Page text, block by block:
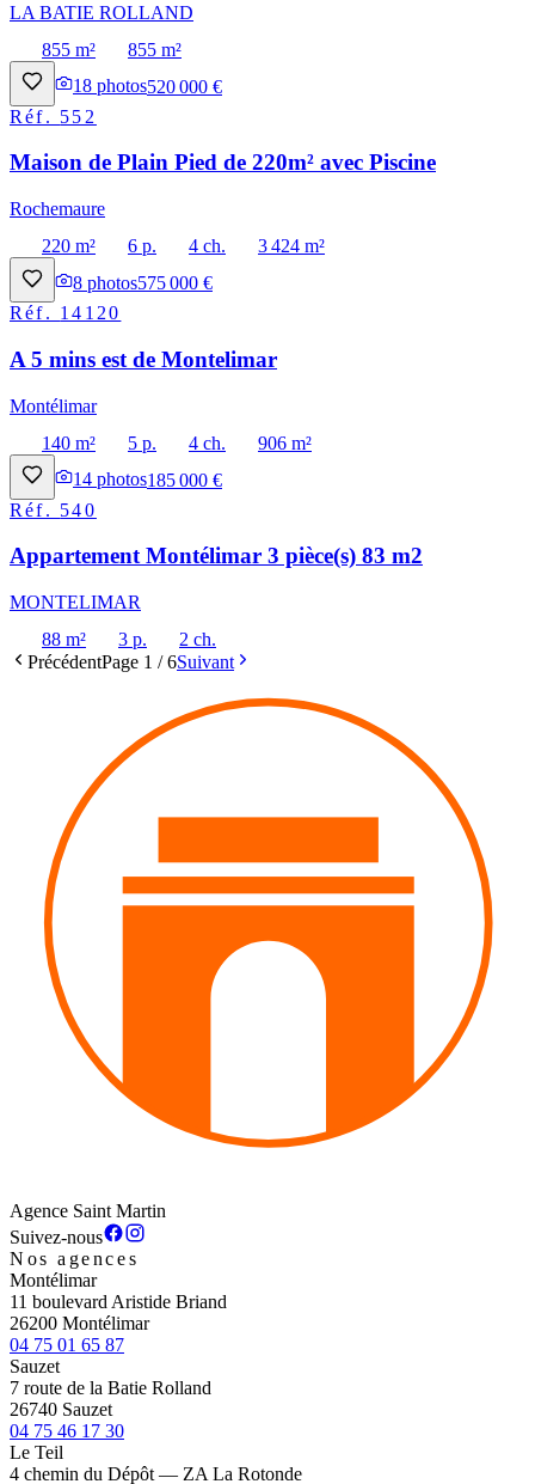
LA BATIE ROLLAND
855 m²
855 m²
18 photos520 000 €
Réf. 552
Maison de Plain Pied de 220m² avec Piscine
Rochemaure
220 m²
6 p. 4 ch.
3 424 m²
8 photos575 000 €
Réf. 14120
A 5 mins est de Montelimar
Montélimar
140 m²
5 p. 4 ch.
906 m²
14 photos185 000 €
Réf. 540
Appartement Montélimar 3 pièce(s) 83 m2
MONTELIMAR
88 m²
3 p.
2 ch.
PrécédentPage 1 /6Suivant
Agence Saint Martin
Suivez-nous
Nos agences
Montélimar
11 boulevard Aristide Briand
26200 Montélimar
04 75 01 65 87
Sauzet
7 route de la Batie Rolland
26740 Sauzet
04 75 46 17 30
Le Teil
4 chemin du Dépôt — ZA La Rotonde